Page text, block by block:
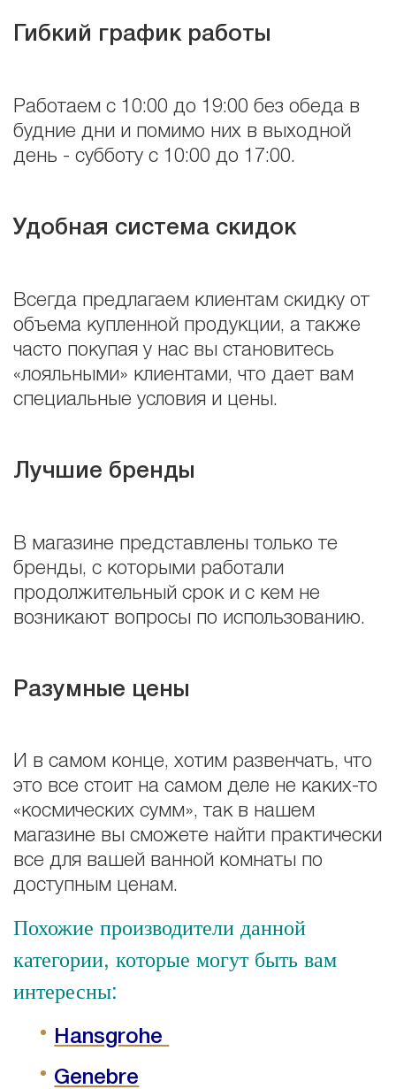
Гибкий график работы
Работаем с 10:00 до 19:00 без обеда в
будние дни и помимо них в выходной
день - субботу с 10:00 до 17:00.
Удобная система скидок
Всегда предлагаем клиентам скидку от
объема купленной продукции, а также
часто покупая у нас вы становитесь
«лояльными» клиентами, что дает вам
специальные условия и цены.
Лучшие бренды
В магазине представлены только те
бренды, с которыми работали
продолжительный срок и с кем не
возникают вопросы по использованию.
Разумные цены
И в самом конце, хотим развенчать, что
это все стоит на самом деле не каких-то
«космических сумм», так в нашем
магазине вы сможете найти практически
все для вашей ванной комнаты по
доступным ценам.
Похожие производители данной
категории, которые могут быть вам
интересны:
Hansgrohe
Genebre